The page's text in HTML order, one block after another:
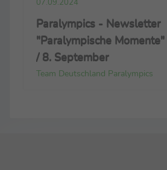
07.09.2024
Paralympics - Newsletter
"Paralympische
/ 8. September
Team Deutschland Paralympics